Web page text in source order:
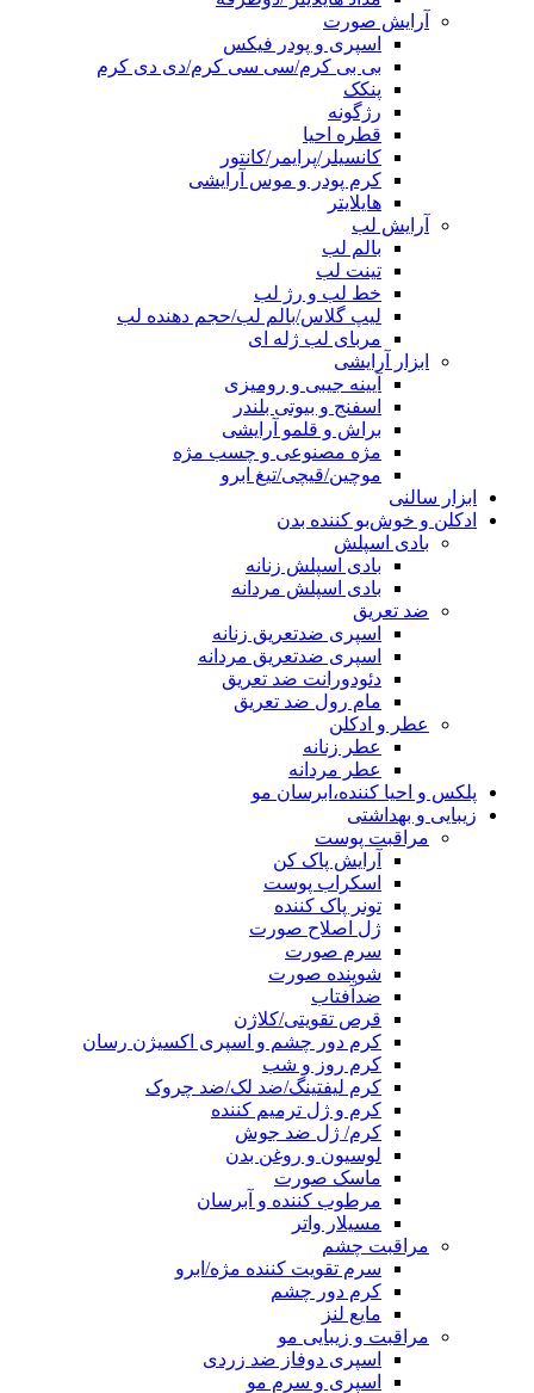
آرایش صورت
اسپری و پودر فیکس
بی بی کرم/سی سی کرم/دی دی کرم
پنکک
رژگونه
قطره احیا
کانسیلر/پرایمر/کانتور
کرم پودر و موس آرایشی
هایلایتر
آرایش لب
بالم لب
تینت لب
خط لب و رژ لب
لیپ گلاس/بالم لب/حجم دهنده لب
مربای لب ژله ای
ابزار آرایشی
آیینه جیبی و رومیزی
اسفنج و بیوتی بلندر
براش و قلمو آرایشی
مژه مصنوعی و چسب مژه
موچین/قیچی/تیغ ابرو
ابزار سالنی
ادکلن و خوش‌بو کننده بدن
بادی اسپلش
بادی اسپلش زنانه
بادی اسپلش مردانه
ضد تعریق
اسپری ضدتعریق زنانه
اسپری ضدتعریق مردانه
دئودورانت ضد تعریق
مام رول ضد تعریق
عطر و ادکلن
عطر زنانه
عطر مردانه
پلکس و احیا کننده،ابرسان مو
زیبایی و بهداشتی
مراقبت پوست
آرایش پاک کن
اسکراب پوست
تونر پاک کننده
ژل اصلاح صورت
سرم صورت
شوینده صورت
ضدآفتاب
قرص تقویتی/کلاژن
کرم دور چشم و اسپری اکسیژن رسان
کرم روز و شب
کرم لیفتینگ/ضد لک/ضد چروک
کرم و ژل ترمیم کننده
کرم/ ژل ضد جوش
لوسیون و روغن بدن
ماسک صورت
مرطوب کننده و آبرسان
مسیلار واتر
مراقبت چشم
سرم تقویت کننده مژه/ابرو
کرم دور چشم
مایع لنز
مراقبت و زیبایی مو
اسپری دوفاز ضد زردی
اسپری و سرم مو